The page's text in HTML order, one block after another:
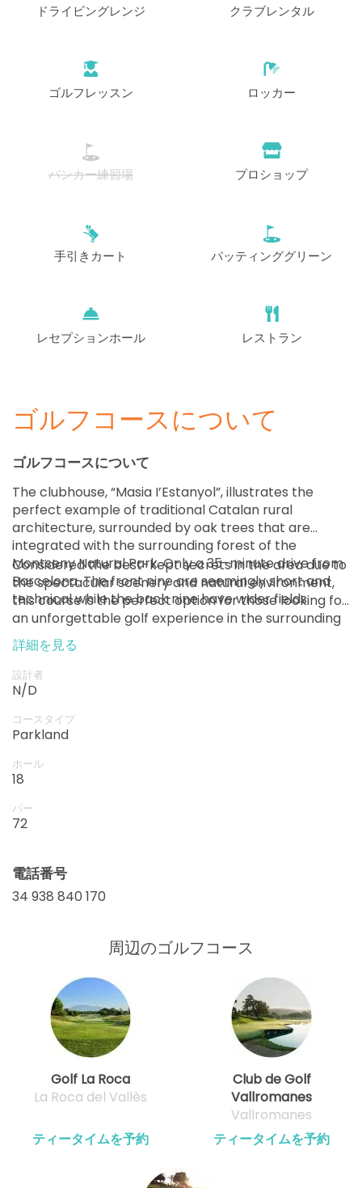
ドライビングレンジ クラブレンタル
ゴルフレッスン ロッカー
バンカー練習場 プロショップ
手引きカート パッティンググリーン
レセプションホール レストラン
ゴルフコースについて
ゴルフコースについて
The clubhouse, “Masia I’Estanyol”, illustrates the
perfect example of traditional Catalan rural
architecture, surrounded by oak trees that are
integrated with the surrounding forest of the
Montseny Natural Park. Only a 35-minute drive from
Barcelona. The front nine are seemingly short and
technical while the back nine have wider fields.
Considered the best-kept secrets in the area due to
the spectacular scenery and natural environment,
this course is the perfect option for those looking for
an unforgettable golf experience in the surrounding
area.
詳細を見る
設計者
N/D
コースタイプ
Parkland
ホール
18
パー
72
電話番号
34 938 840 170
周辺のゴルフコース
Golf La Roca
La Roca del Vallès
ティータイムを予約
Club de Golf
Vallromanes
Vallromanes
ティータイムを予約